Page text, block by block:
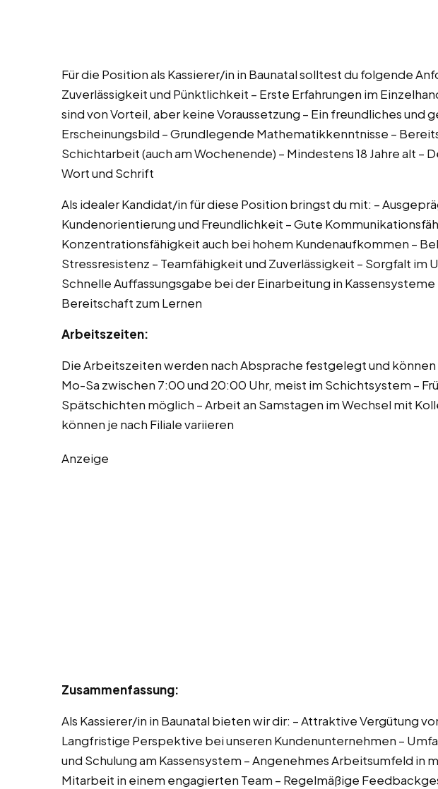
Für die Position als Kassierer/in in Baunatal solltest du folgende
Zuverlässigkeit und Pünktlichkeit – Erste Erfahrungen im
sind von Vorteil, aber keine Voraussetzung – Ein freundliches und
Erscheinungsbild – Grundlegende Mathematikkenntnisse –
Schichtarbeit (auch am Wochenende) – Mindestens 18 Jahre alt –
Wort und Schrift
Als idealer Kandidat/in für diese Position bringst du mit: –
Kundenorientierung und Freundlichkeit – Gute
Konzentrationsfähigkeit auch bei hohem Kundenaufkommen –
Stressresistenz – Teamfähigkeit und Zuverlässigkeit – Sorgfalt im
Schnelle Auffassungsgabe bei der Einarbeitung in Kassensysteme
Bereitschaft zum Lernen
Arbeitszeiten:
Die Arbeitszeiten werden nach Absprache festgelegt und können
Mo-Sa zwischen 7:00 und 20:00 Uhr, meist im Schichtsystem –
Spätschichten möglich – Arbeit an Samstagen im Wechsel mit
können je nach Filiale variieren
Anzeige
Zusammenfassung:
Als Kassierer/in in Baunatal bieten wir dir: – Attraktive Vergütung
Langfristige Perspektive bei unseren Kundenunternehmen –
und Schulung am Kassensystem – Angenehmes Arbeitsumfeld in
Mitarbeit in einem engagierten Team – Regelmäßige